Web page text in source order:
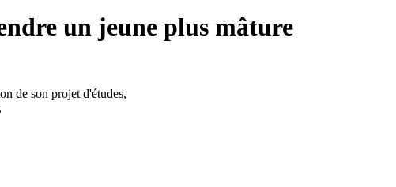
un jeune plus mâture
de son projet d'études,